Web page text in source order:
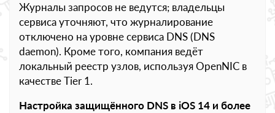
Журналы запросов не ведутся; владельцы
сервиса уточняют, что журналирование
отключено на уровне сервиса DNS (DNS
daemon). Кроме того, компания ведёт
локальный реестр узлов, используя OpenNIC в
качестве Tier 1.
Настройка защищённого DNS в iOS 14 и более